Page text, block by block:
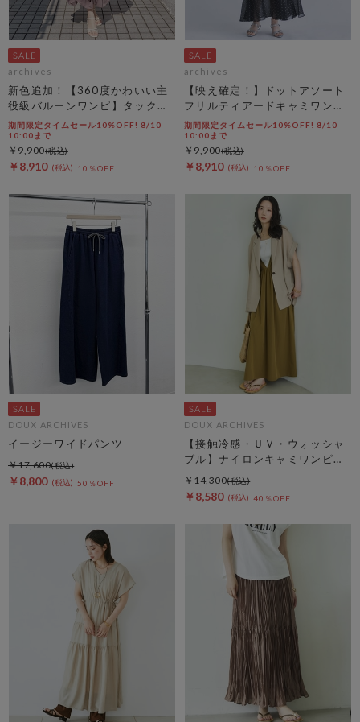
archives
新色追加！【360度かわいい主
役級バルーンワンピ】タックバ
ルーンノースリギャザーワンピ
ース
期間限定タイムセール10%OFF! 8/10
10:00まで
￥8,910 10％OFF
￥9,900
archives
【映え確定！】ドットアソート
フリルティアードキャミワンピ
ース
期間限定タイムセール10%OFF! 8/10
10:00まで
￥8,910 10％OFF
￥9,900
DOUX ARCHIVES
イージーワイドパンツ
￥8,800 50％OFF
￥17,600
DOUX ARCHIVES
【接触冷感・ＵＶ・ウォッシャ
ブル】ナイロンキャミワンピー
ス
￥8,580 40％OFF
￥14,300